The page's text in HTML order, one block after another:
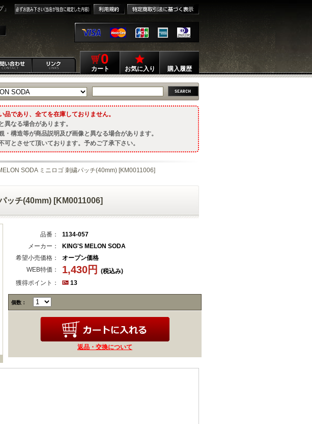
0
カート お気に入り 購入履歴
であり、全てを在庫しておりません。
なる場合があります。
・構造等が商品説明及び画像と異なる場合があります。
可とさせて頂いております。予めご了承下さい。
SODA ミニロゴ 刺繍パッチ(40mm) [KM0011006]
ッチ(40mm) [KM0011006]
品番：
1134-057
メーカー：
KING'S MELON SODA
希望小売価格：
オープン価格
WEB特価：
1,430円
(税込み)
獲得ポイント：
13
個数：
返品・交換について